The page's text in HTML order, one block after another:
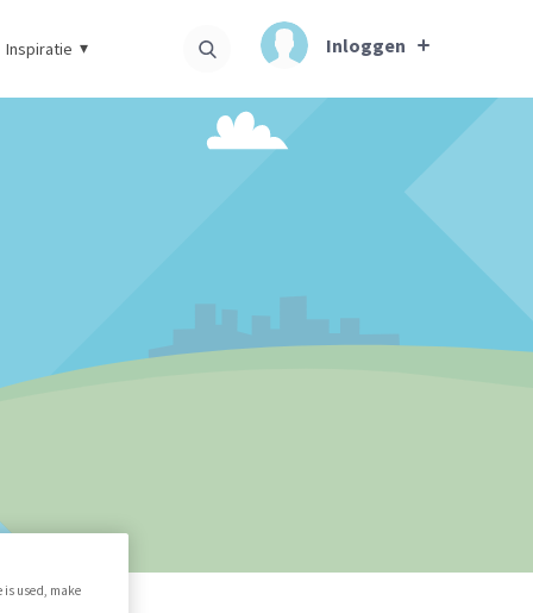
Inspiratie Inloggen
is used, make